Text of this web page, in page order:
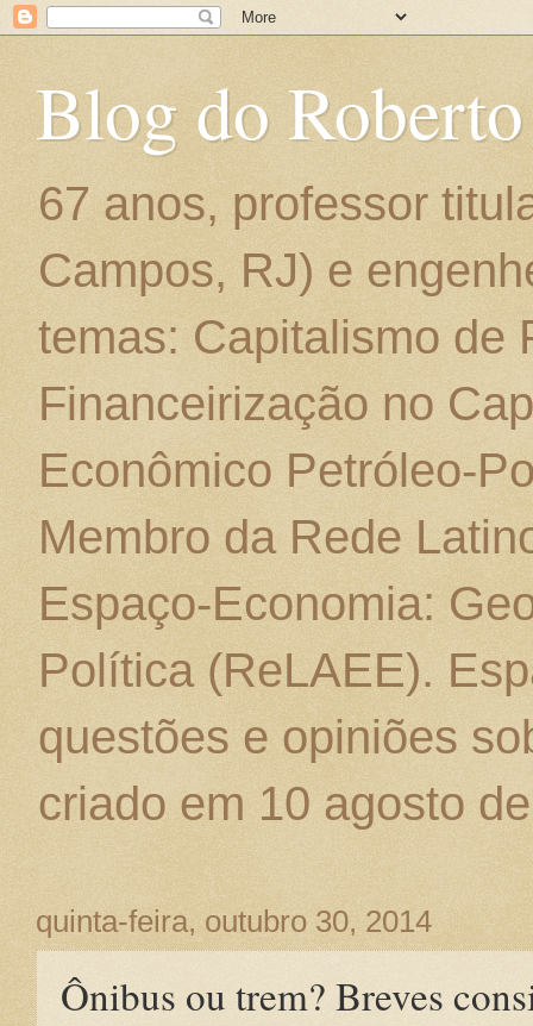
Blog do
67 anos, professor
Campos, RJ) e
temas: Capitalismo de
Financeirização no
Econômico Petróleo-
Membro da Rede
Espaço-Economia:
Política (ReLAEE).
questões e opiniões
criado em 10 agosto
quinta-feira, outubro 30, 2014
Ônibus ou trem? Breves